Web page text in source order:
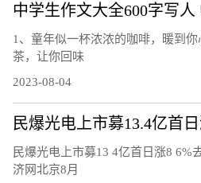
1、童年似一杯浓浓的咖啡，暖到
茶，让你回味
2023-08-04
民爆光电上市募13 4亿首日涨8 6%
济网北京8月